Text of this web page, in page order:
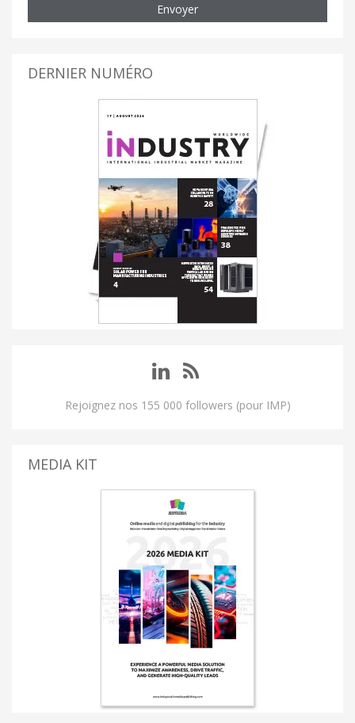
Envoyer
DERNIER NUMÉRO
Rejoignez nos 155 000 followers (pour IMP)
MEDIA KIT